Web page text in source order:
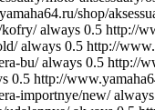
shop/
kofry/ always 0.5 http://
always 0.5 http://
bu/ always 0.5 http://
0.5 http://
importnye/new/ always